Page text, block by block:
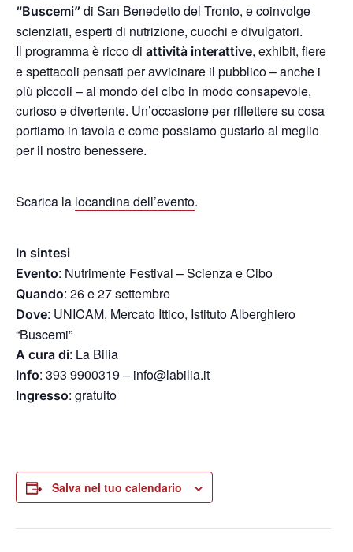
“Buscemi” di San Benedetto del Tronto, e coinvolge
scienziati, esperti di nutrizione, cuochi e divulgatori.
Il programma è ricco di attività interattive, exhibit, fiere
e spettacoli pensati per avvicinare il pubblico – anche i
più piccoli – al mondo del cibo in modo consapevole,
curioso e divertente. Un’occasione per riflettere su cosa
portiamo in tavola e come possiamo gustarlo al meglio
per il nostro benessere.
Scarica la locandina dell’evento.
In sintesi
Evento: Nutrimente Festival – Scienza e Cibo
Quando: 26 e 27 settembre
Dove: UNICAM, Mercato Ittico, Istituto Alberghiero
“Buscemi”
A cura di: La Bilia
Info: 393 9900319 – info@labilia.it
Ingresso: gratuito
Salva nel tuo calendario